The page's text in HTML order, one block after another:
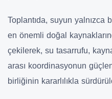
Toplantıda, suyun
en önemli doğal
çekilerek, su tasarrufu,
arası koordinasyonun
birliğinin kararlılıkla